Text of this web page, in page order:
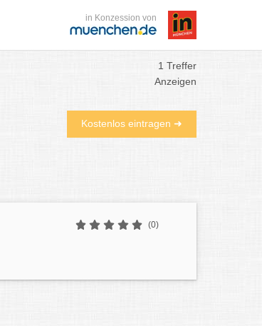
in Konzession von
1 Treffer
Anzeigen
Kostenlos eintragen ➜
(0)